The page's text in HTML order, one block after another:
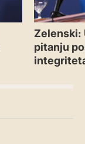
Zelenski:
pitanju